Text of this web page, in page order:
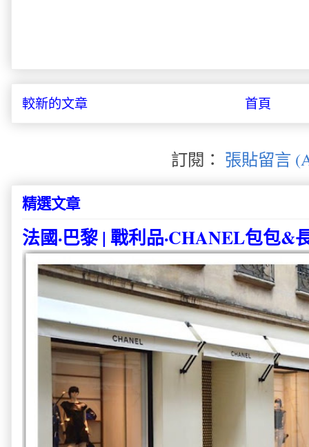
較新的文章 首頁
訂閱： 張貼留言
精選文章
法國·巴黎 | 戰利品·CHANEL包包&